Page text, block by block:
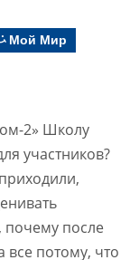
Мой Мир
2» Школу
участников?
почему после
все потому, что